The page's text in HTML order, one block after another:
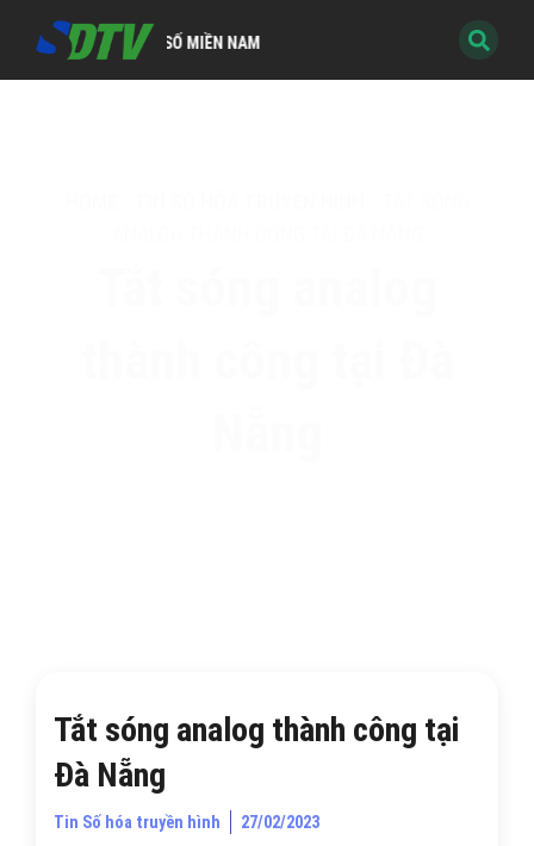
KỸ THUẬT SỐ MIỀN NAM
Tắt sóng analog thành công tại
Đà Nẵng
Tin Số hóa truyền hình 27/02/2023